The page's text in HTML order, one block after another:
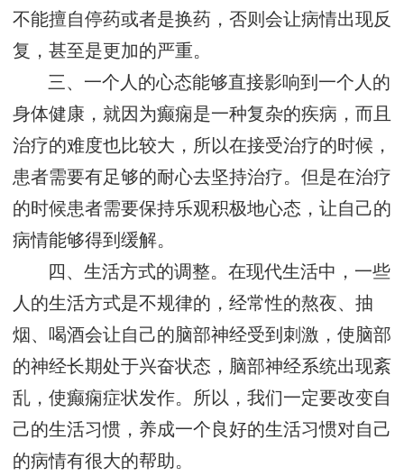
不能擅自停药或者是换药，否则会让病情出现反
复，甚至是更加的严重。
三、一个人的心态能够直接影响到一个人的
身体健康，就因为癫痫是一种复杂的疾病，而且
治疗的难度也比较大，所以在接受治疗的时候，
患者需要有足够的耐心去坚持治疗。但是在治疗
的时候患者需要保持乐观积极地心态，让自己的
病情能够得到缓解。
四、生活方式的调整。在现代生活中，一些
人的生活方式是不规律的，经常性的熬夜、抽
烟、喝酒会让自己的脑部神经受到刺激，使脑部
的神经长期处于兴奋状态，脑部神经系统出现紊
乱，使癫痫症状发作。所以，我们一定要改变自
己的生活习惯，养成一个良好的生活习惯对自己
的病情有很大的帮助。